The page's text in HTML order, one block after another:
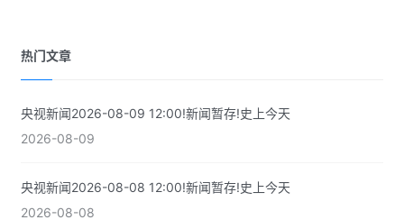
热门文章
央视新闻2026-08-09 12:00!新闻暂存!史上今天
2026-08-09
央视新闻2026-08-08 12:00!新闻暂存!史上今天
2026-08-08